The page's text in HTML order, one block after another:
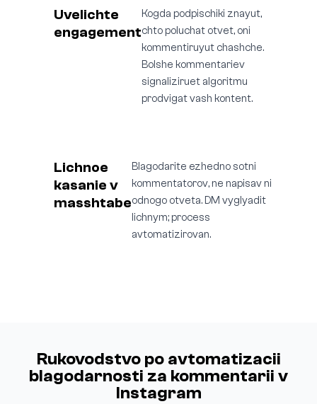
Uvelichte
engagement
Kogda podpischiki znayut,
chto poluchat otvet, oni
kommentiruyut chashche.
Bolshe kommentariev
signaliziruet algoritmu
prodvigat vash kontent.
Lichnoe
kasanie v
masshtabe
Blagodarite ezhedno sotni
kommentatorov, ne napisav ni
odnogo otveta. DM vyglyadit
lichnym; process
avtomatizirovan.
Rukovodstvo po avtomatizacii
blagodarnosti za kommentarii v
Instagram